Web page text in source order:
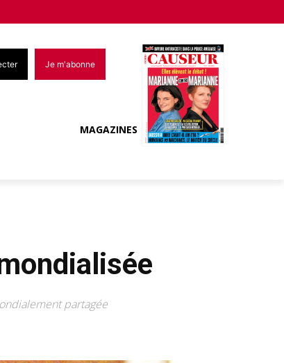
Je m'abonne
MAGAZINES
partagée